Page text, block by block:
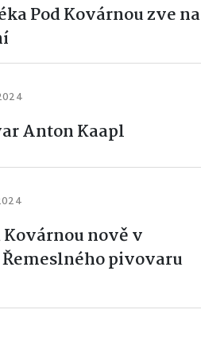
Pod Kovárnou zve na
Anton Kaapl
Kovárnou nově v
pivovaru